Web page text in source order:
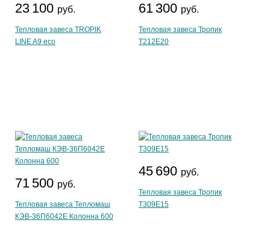
23 100 руб.
Тепловая завеса TROPIK
LINE A9 eco
61 300 руб.
Тепловая завеса Тропик
T212E20
71 500 руб.
Тепловая завеса Тепломаш
КЭВ-36П6042Е Колонна 600
45 690 руб.
Тепловая завеса Тропик
T309E15